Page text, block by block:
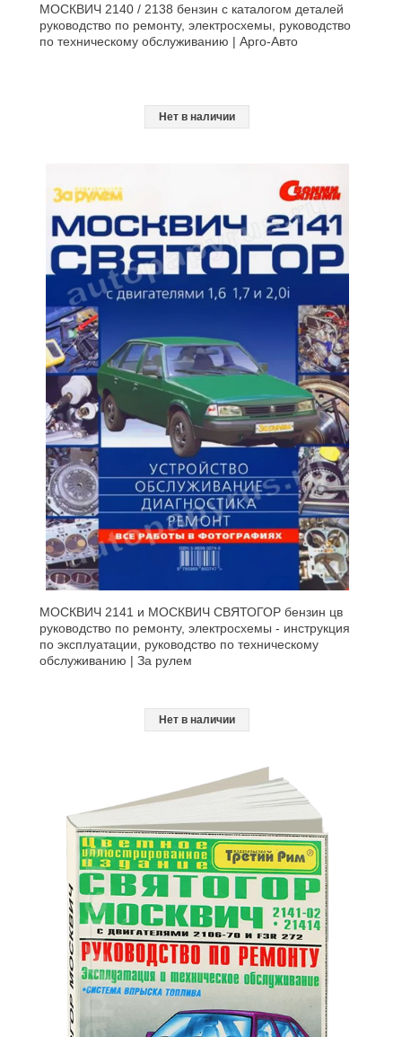
МОСКВИЧ 2140 / 2138 бензин с каталогом деталей
руководство по ремонту, электросхемы, руководство
по техническому обслуживанию | Арго-Авто
Нет в наличии
МОСКВИЧ 2141 и МОСКВИЧ СВЯТОГОР бензин цв
руководство по ремонту, электросхемы - инструкция
по эксплуатации, руководство по техническому
обслуживанию | За рулем
Нет в наличии